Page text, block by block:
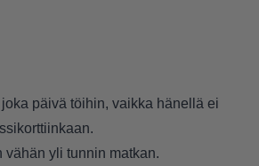
päivä töihin, vaikka hänellä ei
vähän yli tunnin matkan.